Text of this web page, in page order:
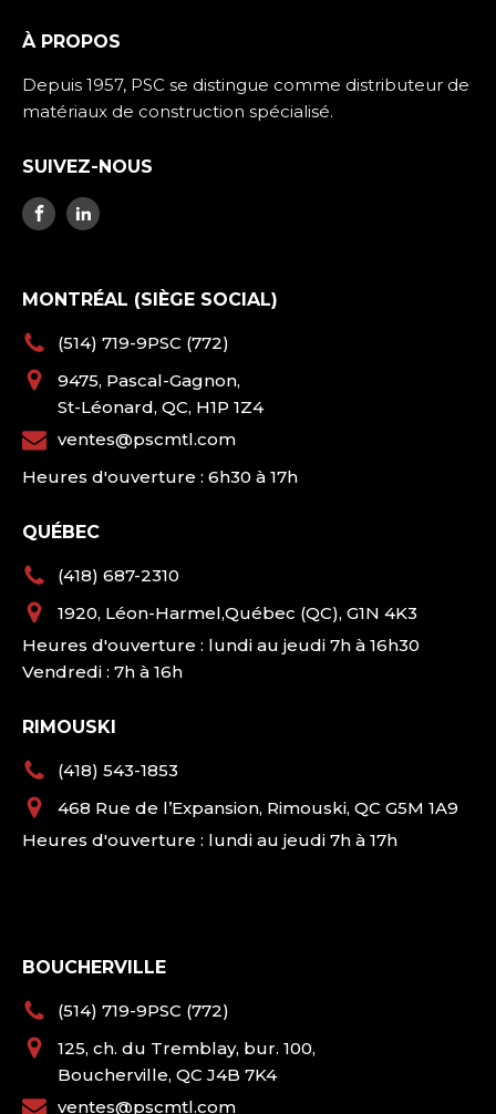
À PROPOS
Depuis 1957, PSC se distingue comme distributeur de
matériaux de construction spécialisé.
SUIVEZ-NOUS
MONTRÉAL (SIÈGE SOCIAL)
(514) 719-9PSC (772)
9475, Pascal-Gagnon,
St-Léonard, QC, H1P 1Z4
ventes@pscmtl.com
Heures d'ouverture : 6h30 à 17h
QUÉBEC
(418) 687-2310
1920, Léon-Harmel,Québec (QC), G1N 4K3
Heures d'ouverture : lundi au jeudi 7h à 16h30
Vendredi : 7h à 16h
RIMOUSKI
(418) 543-1853
468 Rue de l’Expansion, Rimouski, QC G5M 1A9
Heures d'ouverture : lundi au jeudi 7h à 17h
BOUCHERVILLE
(514) 719-9PSC (772)
125, ch. du Tremblay, bur. 100,
Boucherville, QC J4B 7K4
ventes@pscmtl.com